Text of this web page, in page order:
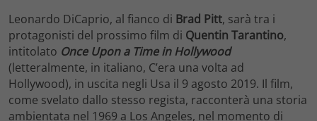
Leonardo DiCaprio, al fianco di Brad Pitt, sarà tra i
protagonisti del prossimo film di Quentin Tarantino,
intitolato Once Upon a Time in Hollywood
(letteralmente, in italiano, C’era una volta ad
Hollywood), in uscita negli Usa il 9 agosto 2019. Il film,
come svelato dallo stesso regista, racconterà una storia
ambientata nel 1969 a Los Angeles, nel momento di